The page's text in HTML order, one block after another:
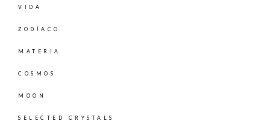
VIDA
ZODÍACO
MATERIA
COSMOS
MOON
SELECTED CRYSTALS